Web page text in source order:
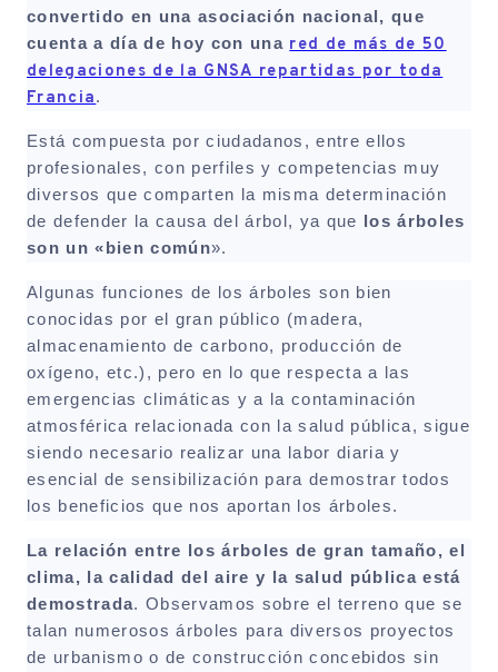
convertido en una asociación nacional, que
cuenta a día de hoy con una red de más de 50
delegaciones de la GNSA repartidas por toda
Francia.
Está compuesta por ciudadanos, entre ellos
profesionales, con perfiles y competencias muy
diversos que comparten la misma determinación
de defender la causa del árbol, ya que
los árboles
son un «bien común».
Algunas funciones de los árboles son bien
conocidas por el gran público (madera,
almacenamiento de carbono, producción de
oxígeno, etc.), pero en lo que respecta a las
emergencias climáticas y a la contaminación
atmosférica relacionada con la salud pública, sigue
siendo necesario realizar una labor diaria y
esencial de sensibilización para demostrar todos
los beneficios que nos aportan los árboles.
La relación entre los árboles de gran tamaño, el
clima, la calidad del aire y la salud pública está
demostrada. Observamos sobre el terreno que se
talan numerosos árboles para diversos proyectos
de urbanismo o de construcción concebidos sin